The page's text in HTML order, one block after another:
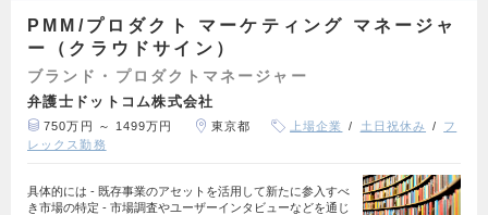
PMM/プロダクト マーケティング マネージャ
ー（クラウドサイン）
ブランド・プロダクトマネージャー
弁護士ドットコム株式会社
750万円 ～ 1499万円 東京都 上場企業 土日祝休み
フ
レックス勤務
具体的には - 既存事業のアセットを活用して新たに参入すべ
き市場の特定 - 市場調査やユーザーインタビューなどを通じ